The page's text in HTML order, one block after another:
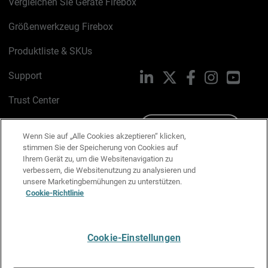
Größenwerkzeug Firebox
Produktliste & SKUs
Support
Trust Center
Cookie-Richtlinie
Datenschutzrichtlinie
Media & Brand Kit
LinkedIn FacebookInstagram
Wenn Sie auf „Alle Cookies akzeptieren“ klicken,
stimmen Sie der Speicherung von Cookies auf
Ihrem Gerät zu, um die Websitenavigation zu
verbessern, die Websitenutzung zu analysieren und
unsere Marketingbemühungen zu unterstützen.
Cookie-Richtlinie
Cookie-Einstellungen